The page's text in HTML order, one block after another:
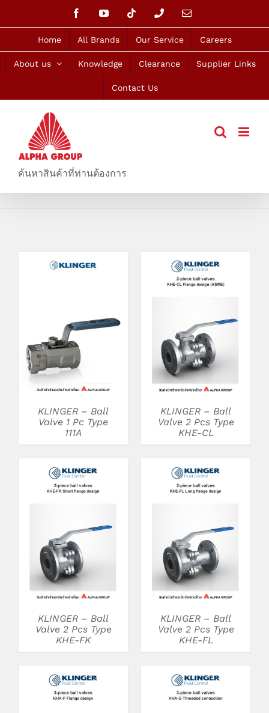
FacebookYouTube Tiktok PhoneEmail
Home All Brands Our Service Careers
About us Knowledge Clearance Supplier Links
Contact Us
ค้นหาสินค้าที่ท่านต้องการ
DETAILS
KLINGER – Ball
Valve 1 Pc Type
111A
DETAILS
KLINGER – Ball
Valve 2 Pcs Type
KHE-CL
DETAILS
KLINGER – Ball
Valve 2 Pcs Type
KHE-FK
DETAILS
KLINGER – Ball
Valve 2 Pcs Type
KHE-FL